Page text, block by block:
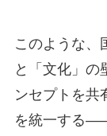
このような、
と「文化」の
ンセプトを共
を統一する